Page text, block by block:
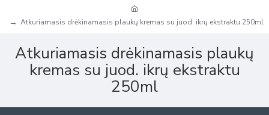
Atkuriamasis drėkinamasis plaukų kremas su juod. ikrų ekstraktu 250ml
Atkuriamasis drėkinamasis plaukų
kremas su juod. ikrų ekstraktu
250ml